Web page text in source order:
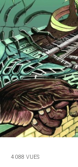
4 088 VUES